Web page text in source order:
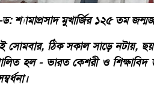
শ্যামাপ্রসাদ মুখার্জির ১২৫ তম
ঠিক সকাল সাড়ে নটায়, ছয়
হল - ভারত কেশরী ও